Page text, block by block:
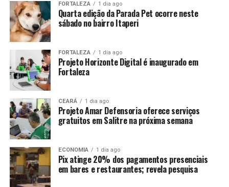
FORTALEZA 1 dia ago
Quarta edição da Parada Pet ocorre neste
sábado no bairro Itaperi
FORTALEZA 1 dia ago
Projeto Horizonte Digital é inaugurado em
Fortaleza
CEARÁ 1 dia ago
Projeto Amar Defensoria oferece serviços
gratuitos em Salitre na próxima semana
ECONOMIA 1 dia ago
Pix atinge 20% dos pagamentos presenciais
em bares e restaurantes; revela pesquisa